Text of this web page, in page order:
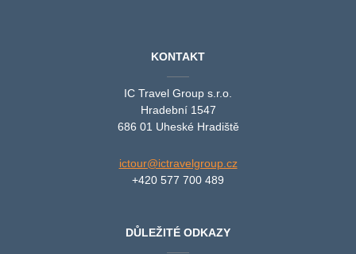
KONTAKT
IC Travel Group s.r.o.
Hradební 1547
686 01 Uheské Hradiště
ictour@ictravelgroup.cz
+420 577 700 489
DŮLEŽITÉ ODKAZY